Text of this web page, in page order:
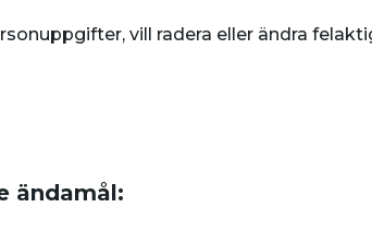
vill radera eller ändra
ändamål: